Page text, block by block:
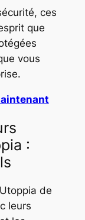
ces
que
vous
:
de
leurs